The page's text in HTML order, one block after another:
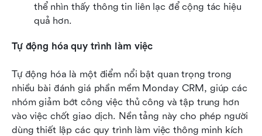
thể nhìn thấy thông tin liên lạc để cộng tác hiệu
quả hơn.
Tự động hóa quy trình làm việc
Tự động hóa là một điểm nổi bật quan trọng trong
nhiều bài đánh giá phần mềm Monday CRM, giúp các
nhóm giảm bớt công việc thủ công và tập trung hơn
vào việc chốt giao dịch. Nền tảng này cho phép người
dùng thiết lập các quy trình làm việc thông minh kích